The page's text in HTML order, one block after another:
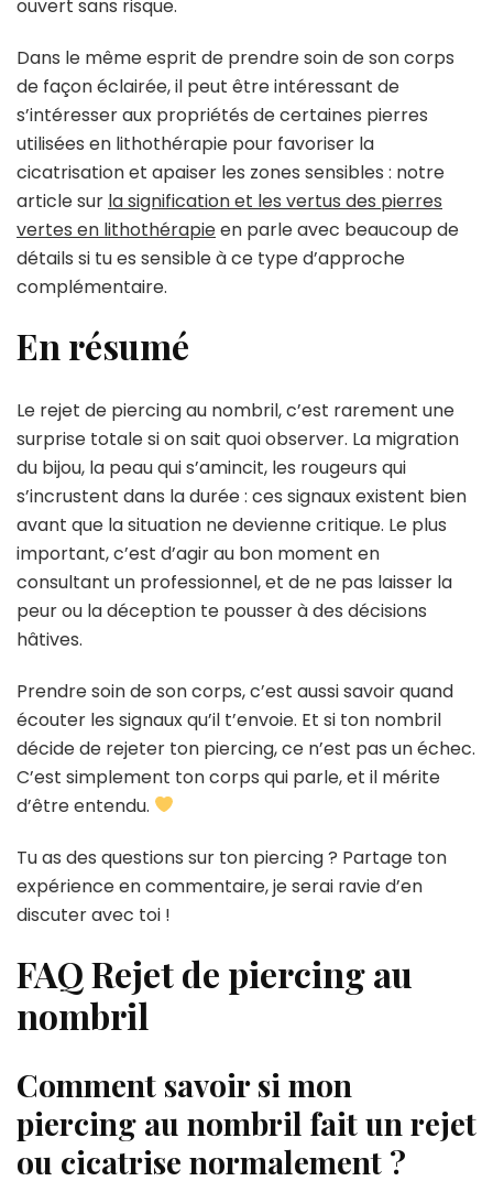
ouvert sans risque.
Dans le même esprit de prendre soin de son corps
de façon éclairée, il peut être intéressant de
s’intéresser aux propriétés de certaines pierres
utilisées en lithothérapie pour favoriser la
cicatrisation et apaiser les zones sensibles : notre
article sur la signification et les vertus des pierres
vertes en lithothérapieen parle avec beaucoup de
détails si tu es sensible à ce type d’approche
complémentaire.
En résumé
Le rejet de piercing au nombril, c’est rarement une
surprise totale si on sait quoi observer. La migration
du bijou, la peau qui s’amincit, les rougeurs qui
s’incrustent dans la durée : ces signaux existent bien
avant que la situation ne devienne critique. Le plus
important, c’est d’agir au bon moment en
consultant un professionnel, et de ne pas laisser la
peur ou la déception te pousser à des décisions
hâtives.
Prendre soin de son corps, c’est aussi savoir quand
écouter les signaux qu’il t’envoie. Et si ton nombril
décide de rejeter ton piercing, ce n’est pas un échec.
C’est simplement ton corps qui parle, et il mérite
d’être entendu.
Tu as des questions sur ton piercing ? Partage ton
expérience en commentaire, je serai ravie d’en
discuter avec toi !
FAQ Rejet de piercing au
nombril
Comment savoir si mon
piercing au nombril fait un rejet
ou cicatrise normalement ?